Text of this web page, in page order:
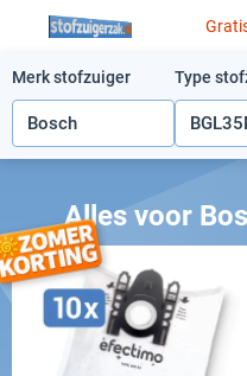
Ga naar de inhoud
Merk stofzuiger Type
Alles voor